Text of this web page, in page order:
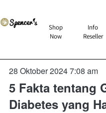
`
Shop
Now
` Info
Reseller
28 Oktober 2024 7:08 am
5 Fakta tentang
Diabetes yang